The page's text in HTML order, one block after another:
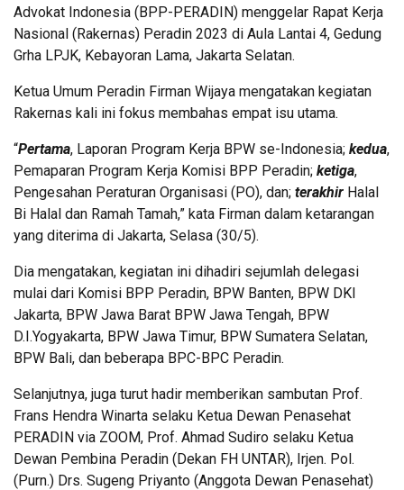
Advokat Indonesia (BPP-PERADIN) menggelar Rapat Kerja
Nasional (Rakernas) Peradin 2023 di Aula Lantai 4, Gedung
Grha LPJK, Kebayoran Lama, Jakarta Selatan.
Ketua Umum Peradin Firman Wijaya mengatakan kegiatan
Rakernas kali ini fokus membahas empat isu utama.
“Pertama, Laporan Program Kerja BPW se-Indonesia; kedua,
Pemaparan Program Kerja Komisi BPP Peradin; ketiga,
Pengesahan Peraturan Organisasi (PO), dan; terakhir Halal
Bi Halal dan Ramah Tamah,” kata Firman dalam ketarangan
yang diterima di Jakarta, Selasa (30/5).
Dia mengatakan, kegiatan ini dihadiri sejumlah delegasi
mulai dari Komisi BPP Peradin, BPW Banten, BPW DKI
Jakarta, BPW Jawa Barat BPW Jawa Tengah, BPW
D.I.Yogyakarta, BPW Jawa Timur, BPW Sumatera Selatan,
BPW Bali, dan beberapa BPC-BPC Peradin.
Selanjutnya, juga turut hadir memberikan sambutan Prof.
Frans Hendra Winarta selaku Ketua Dewan Penasehat
PERADIN via ZOOM, Prof. Ahmad Sudiro selaku Ketua
Dewan Pembina Peradin (Dekan FH UNTAR), Irjen. Pol.
(Purn.) Drs. Sugeng Priyanto (Anggota Dewan Penasehat)